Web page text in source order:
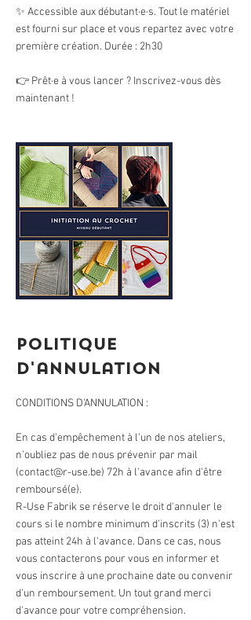
✨ Accessible aux débutant·e·s. Tout le matériel
est fourni sur place et vous repartez avec votre
première création. Durée : 2h30
👉 Prêt·e à vous lancer ? Inscrivez-vous dès
maintenant !
Politique
d'annulation
CONDITIONS D'ANNULATION :
En cas d'empêchement à l'un de nos ateliers,
n'oubliez pas de nous prévenir par mail
(contact@r-use.be) 72h à l'avance afin d'être
remboursé(e).
R-Use Fabrik se réserve le droit d'annuler le
cours si le nombre minimum d'inscrits (3) n'est
pas atteint 24h à l'avance. Dans ce cas, nous
vous contacterons pour vous en informer et
vous inscrire à une prochaine date ou convenir
d'un remboursement. Un tout grand merci
d'avance pour votre compréhension.